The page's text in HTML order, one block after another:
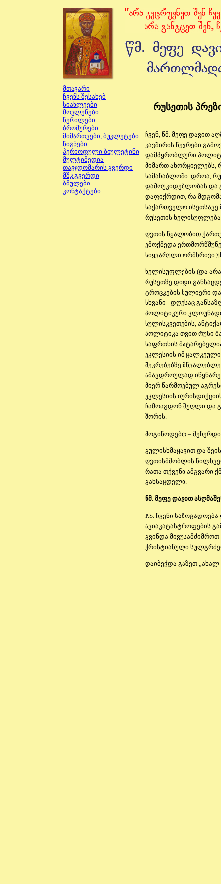
მთავარი
ჩვენს შესახებ
სიახლეები
მოვლენები
წერილები
ბროშურები
მიმართვები, ბუკლეტები
წიგნები
პერიოდული ბიულეტინი
მულტიმედია
თავჯდომარის გვერდი
მშკ გვერდი
ბმულები
კონტაქტები
რუსეთის
ჩვენ, წმ. მეფე დავით
კავშირის წევრები
დამპყრობლური
მიმართ ახორციელებს,
სამაჩაბლოში. დროა,
დამოუკიდებლობას და
დაფიქრდით, რა
საქართველო ისეთსავე
რუსეთის
ღვთის წყალობით
ემოქმედა
სიყვარული ორმხრივი
ხელისუფლების (და არა
რუსეთზე დიდი
ტროცკების სულიერი და
სხვანი - დღესაც
პოლიტიკური
სულისკვეთების,
პოლიტიკა თვით რუსი
საფრთხის
ეკლესიის იმ ცალკეული
შეკრებებზე
ამავდროულად
მიერ წარმოებულ
ეკლესიის
ჩამოაგდონ შუღლი და
შორის.
მოგიწოდებთ –
გულისხმაყავით და
ღვთისმშობლის
რათა თქვენი ამგვარი
განსაცდელი.
წმ. მეფე დავით
P.S. ჩვენი
ავიაკატასტროფების
გვინდა
ქრისტიანული
დაიბეჭდა გაზეთ „ახალ